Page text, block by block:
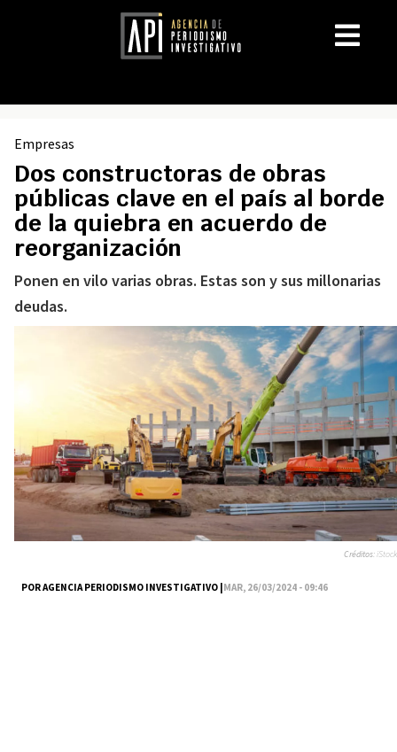
Empresas
Dos constructoras de obras
públicas clave en el país al borde
de la quiebra en acuerdo de
reorganización
Ponen en vilo varias obras. Estas son y sus millonarias
deudas.
POR AGENCIA PERIODISMO INVESTIGATIVO |MAR, 26/03/2024 - 09:46
Créditos:iStock